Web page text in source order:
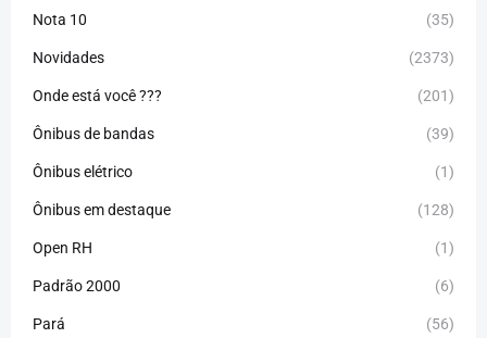
Nota 10 (35)
Novidades (2373)
Onde está você ??? (201)
Ônibus de bandas (39)
Ônibus elétrico (1)
Ônibus em destaque (128)
Open RH (1)
Padrão 2000 (6)
Pará (56)